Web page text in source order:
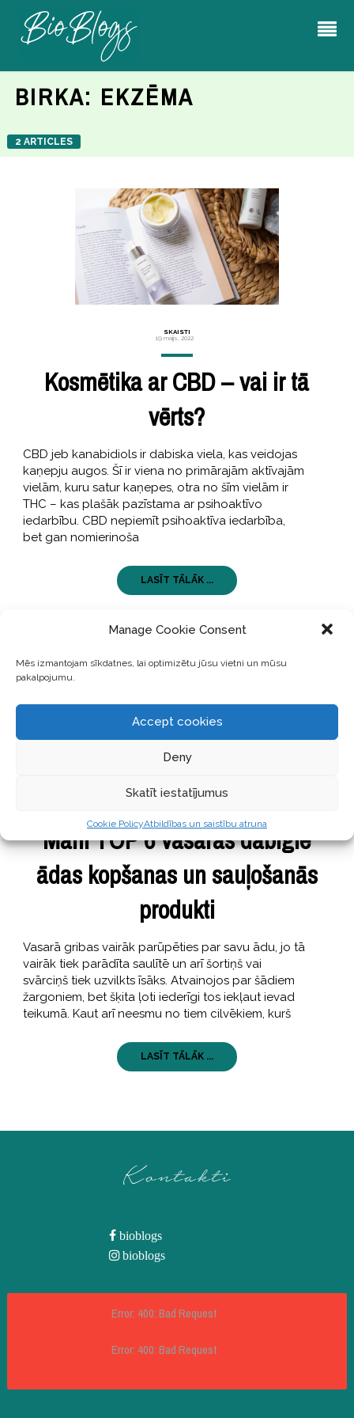
Manage Cookie Consent
Mēs izmantojam sīkdatnes, lai optimizētu jūsu vietni un mūsu
pakalpojumu.
Accept cookies
Deny
Skatīt iestatījumus
Cookie PolicyAtbildības un saistību atruna
BIRKA: EKZĒMA
2 ARTICLES
SKAISTI
19 maijs, 2022
Kosmētika ar CBD – vai ir tā
vērts?
CBD jeb kanabidiols ir dabiska viela, kas veidojas
kaņepju augos. Šī ir viena no primārajām aktīvajām
vielām, kuru satur kaņepes, otra no šīm vielām ir
THC – kas plašāk pazīstama ar psihoaktīvo
iedarbību. CBD nepiemīt psihoaktīva iedarbība,
bet gan nomierinoša
LASĪT TĀLĀK ...
SKAISTI
28 jūnijs, 2018
Mani TOP 6 vasaras dabīgie
ādas kopšanas un sauļošanās
produkti
Vasarā gribas vairāk parūpēties par savu ādu, jo tā
vairāk tiek parādīta saulītē un arī šortiņš vai
svārciņš tiek uzvilkts īsāks. Atvainojos par šādiem
žargoniem, bet šķita ļoti iederīgi tos iekļaut ievad
teikumā. Kaut arī neesmu no tiem cilvēkiem, kurš
LASĪT TĀLĀK ...
Kontakti
bioblogs
bioblogs
Error: 400: Bad Request
Error: 400: Bad Request